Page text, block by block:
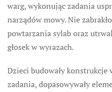
warg, wykonując zadania
narządów mowy. Nie
powtarzania sylab oraz
głosek w wyrazach.
Dzieci budowały konstrukcje
zadania, dopasowywały